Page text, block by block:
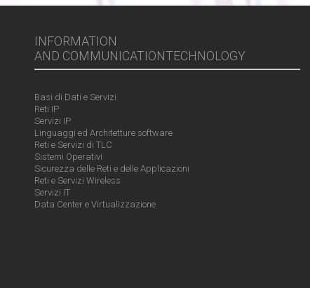
INFORMATION
AND COMMUNICATIONTECHNOLOGY
Basi di Dati e Servizi
Reti IP
Servizi IP
Linguaggi ed Architetture software
Reti e Servizi di TLC
Sistemi Operativi
Sicurezza delle Reti e delle Applicazioni
Reti e Servizi Wireless
Servizi IT
Data Center e Virtualizzazione